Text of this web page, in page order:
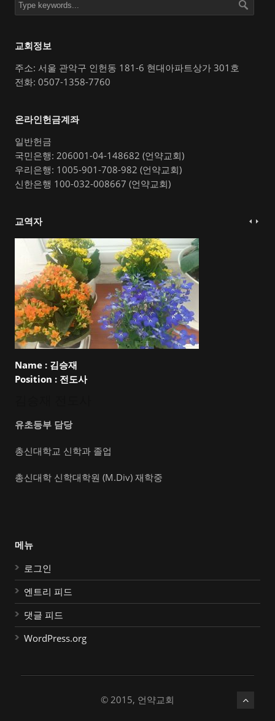
교회정보
주소: 서울 관악구 인헌동 181-6 현대아파트상가 301호
전화: 0507-1358-7760
온라인헌금계좌
일반헌금
국민은행: 206001-04-148682 (언약교회)
우리은행: 1005-901-708-982 (언약교회)
신한은행 100-032-008667 (언약교회)
교역자
Name : 김승재
Position : 전도사
유초등부 담당
총신대학교 신학과 졸업
총신대학 신학대학원 (M.Div) 재학중
메뉴
로그인
엔트리 피드
댓글 피드
WordPress.org
© 2015, 언약교회